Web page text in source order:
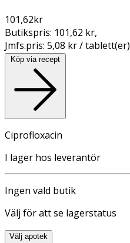
101,62kr
Butikspris: 101,62 kr,
Jmfs.pris: 5,08 kr / tablett(er)
Köp via recept
Ciprofloxacin
I lager hos leverantör
Ingen vald butik
Välj för att se lagerstatus
Välj apotek